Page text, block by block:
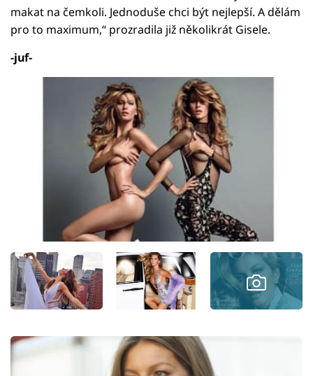
makat na čemkoli. Jednoduše chci být nejlepší. A dělám
pro to maximum,“ prozradila již několikrát Gisele.
-juf-